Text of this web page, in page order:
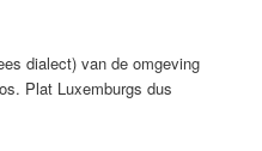
dialect) van de omgeving
Plat Luxemburgs dus